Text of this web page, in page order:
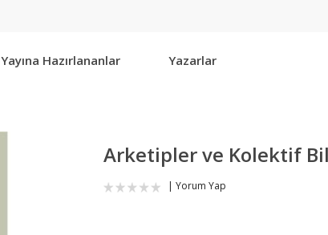
Yayına Hazırlananlar Yazarlar
Arketipler ve Kolektif
Yorum Yap